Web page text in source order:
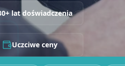
lat doświadczenia
Uczciwe ceny